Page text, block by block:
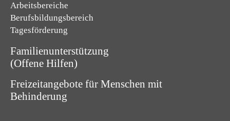
Arbeitsbereiche
Berufsbildungsbereich
Tagesförderung
Familienunterstützung
(Offene Hilfen)
Freizeitangebote für Menschen mit
Behinderung